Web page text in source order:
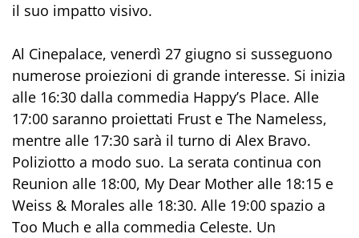
il suo impatto visivo.
Al Cinepalace, venerdì 27 giugno si susseguono
numerose proiezioni di grande interesse. Si inizia
alle 16:30 dalla commedia Happy’s Place. Alle
17:00 saranno proiettati Frust e The Nameless,
mentre alle 17:30 sarà il turno di Alex Bravo.
Poliziotto a modo suo. La serata continua con
Reunion alle 18:00, My Dear Mother alle 18:15 e
Weiss & Morales alle 18:30. Alle 19:00 spazio a
Too Much e alla commedia Celeste. Un